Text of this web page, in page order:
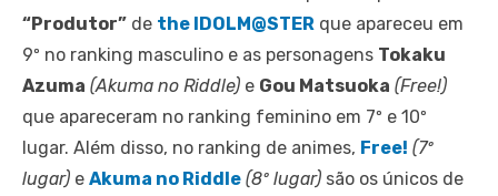
“Produtor” de the IDOLM@STER que apareceu em
9º no ranking masculino e as personagens Tokaku
Azuma (Akuma no Riddle) e Gou Matsuoka (Free!)
que apareceram no ranking feminino em 7º e 10º
lugar. Além disso, no ranking de animes, Free! (7º
lugar) e Akuma no Riddle (8º lugar) são os únicos de